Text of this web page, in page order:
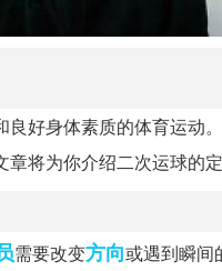
好身体素质的体育运动
将为你介绍二次运球的
需要改变方向或遇到瞬间